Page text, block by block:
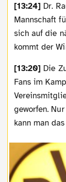
[13:24] Dr.
Mannschaft
sich auf die
kommt der
[13:20] Die
Fans im
geworfen.
kann man